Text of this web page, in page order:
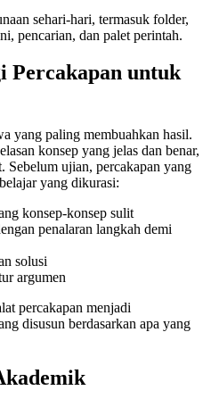
sehari-hari, termasuk folder,
pencarian, dan palet perintah.
Percakapan untuk
yang paling membuahkan hasil.
konsep yang jelas dan benar,
Sebelum ujian, percakapan yang
yang dikurasi:
konsep-konsep sulit
penalaran langkah demi
solusi
argumen
percakapan menjadi
disusun berdasarkan apa yang